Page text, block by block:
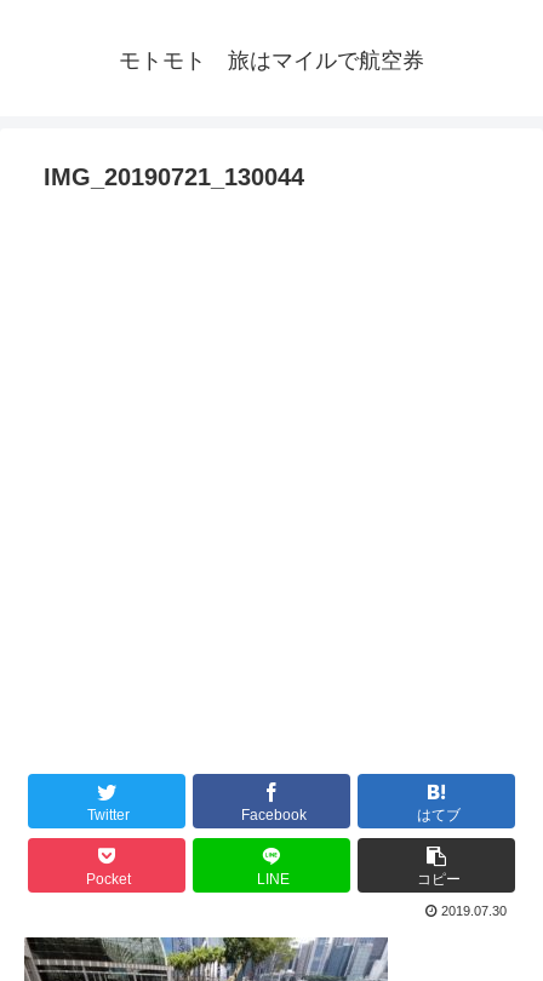
モトモト 旅はマイルで航空券
IMG_20190721_130044
Twitter Facebook はてブ
Pocket LINE コピー
2019.07.30